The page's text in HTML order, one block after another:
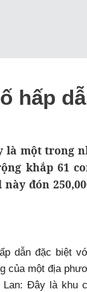
hấp
là một trong
khắp 61
đón
dẫn đặc biệt
của một địa
Lan: Đây là